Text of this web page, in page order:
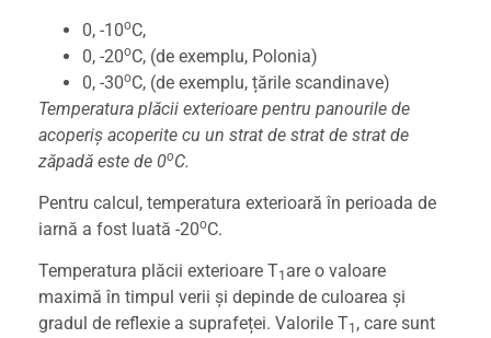
0, -10oC,
0, -20oC, (de exemplu, Polonia)
0, -30oC, (de exemplu, țările scandinave)
Temperatura plăcii exterioare pentru panourile de
acoperiș acoperite cu un strat de strat de strat de
zăpadă este de 0oC.
Pentru calcul, temperatura exterioară în perioada de
iarnă a fost luată -20oC.
Temperatura plăcii exterioare T1 are o valoare
maximă în timpul verii și depinde de culoarea și
gradul de reflexie a suprafeței. Valorile T1 , care sunt